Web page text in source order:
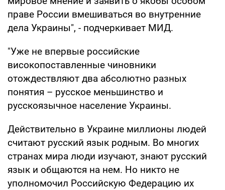
праве России вмешиваться во внутренние
дела Украины", - подчеркивает МИД.
"Уже не впервые российские
високопоставленные чиновники
отождествляют два абсолютно разных
понятия – русское меньшинство и
русскоязычное население Украины.
Действительно в Украине миллионы людей
считают русский язык родным. Во многих
странах мира люди изучают, знают русский
язык и общаются на нем. Но никто не
уполномочил Российскую Федерацию их